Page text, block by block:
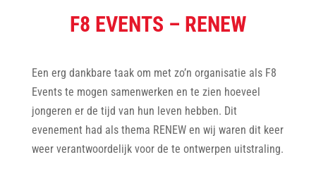
F8 EVENTS – RENEW
Een erg dankbare taak om met zo’n organisatie als F8
Events te mogen samenwerken en te zien hoeveel
jongeren er de tijd van hun leven hebben. Dit
evenement had als thema RENEW en wij waren dit keer
weer verantwoordelijk voor de te ontwerpen uitstraling.